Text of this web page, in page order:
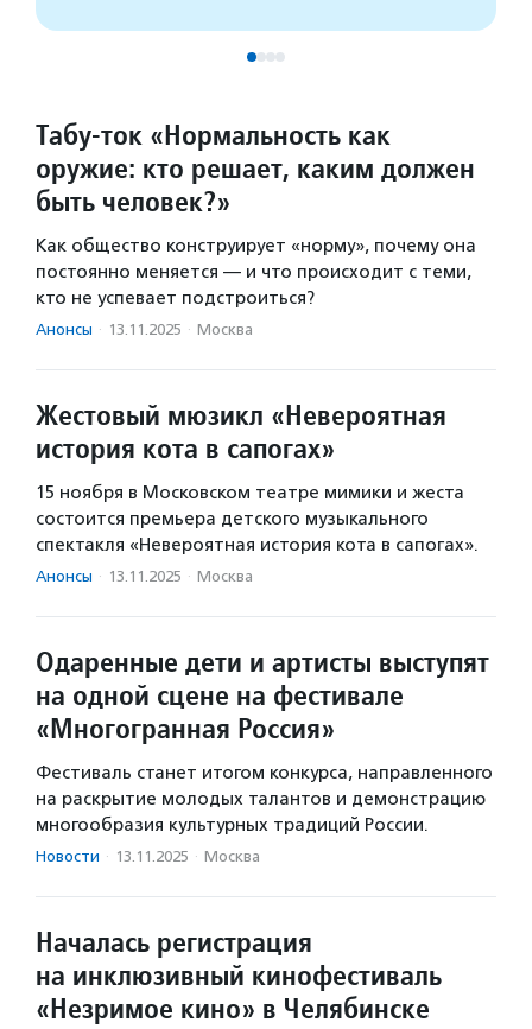
Табу-ток «Нормальность как
оружие: кто решает, каким должен
быть человек?»
Как общество конструирует «норму», почему она
постоянно меняется — и что происходит с теми,
кто не успевает подстроиться?
Анонсы · 13.11.2025 · Москва
Жестовый мюзикл «Невероятная
история кота в сапогах»
15 ноября в Московском театре мимики и жеста
состоится премьера детского музыкального
спектакля «Невероятная история кота в сапогах».
Анонсы · 13.11.2025 · Москва
Одаренные дети и артисты выступят
на одной сцене на фестивале
«Многогранная Россия»
Фестиваль станет итогом конкурса, направленного
на раскрытие молодых талантов и демонстрацию
многообразия культурных традиций России.
Новости · 13.11.2025 · Москва
Началась регистрация
на инклюзивный кинофестиваль
«Незримое кино» в Челябинске